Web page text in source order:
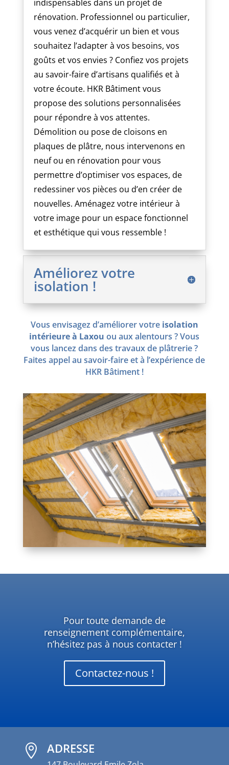
indispensables dans un projet de
rénovation. Professionnel ou particulier,
vous venez d’acquérir un bien et vous
souhaitez l’adapter à vos besoins, vos
goûts et vos envies ? Confiez vos projets
au savoir-faire d’artisans qualifiés et à
votre écoute. HKR Bâtiment vous
propose des solutions personnalisées
pour répondre à vos attentes.
Démolition ou pose de cloisons en
plaques de plâtre, nous intervenons en
neuf ou en rénovation pour vous
permettre d’optimiser vos espaces, de
redessiner vos pièces ou d’en créer de
nouvelles. Aménagez votre intérieur à
votre image pour un espace fonctionnel
et esthétique qui vous ressemble !
Améliorez votre
isolation !
Vous envisagez d’améliorer votreisolation
intérieure à Laxou ou aux alentours ? Vous
vous lancez dans des travaux de plâtrerie ?
Faites appel au savoir-faire et à l’expérience de
HKR Bâtiment !
Pour toute demande de
renseignement complémentaire,
n’hésitez pas à nous contacter !
Contactez-nous !
 ADRESSE